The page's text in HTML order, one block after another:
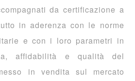
da certificazione a
in aderenza con le norme
e con i loro parametri in
affidabilità e qualità del
in vendita sul mercato